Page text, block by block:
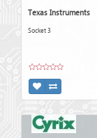
Texas Instruments
Socket 3